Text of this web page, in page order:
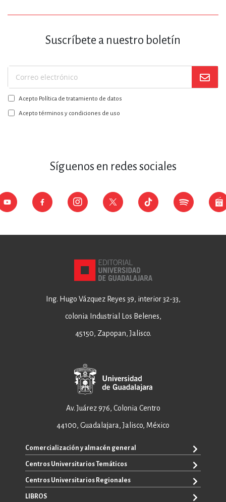
Suscríbete a nuestro boletín
Suscríbase
a
nuestro
boletín:
Acepto Política de tratamiento de datos
Acepto términos y condiciones de uso
Síguenos en redes sociales
Ing. Hugo Vázquez Reyes 39, interior 32-33,
colonia Industrial Los Belenes,
45150, Zapopan, Jalisco.
Av. Juárez 976, Colonia Centro
44100, Guadalajara, Jalisco, México
Comercialización y almacén general
+52 33 3640 6326
+52 33 3640 4595
Centros Universitarios Temáticos
CUAAD
CUCEA
Centros Universitarios Regionales
CUALTOS
LIBROS